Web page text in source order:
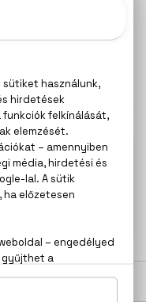
50 ml
visszaküldési